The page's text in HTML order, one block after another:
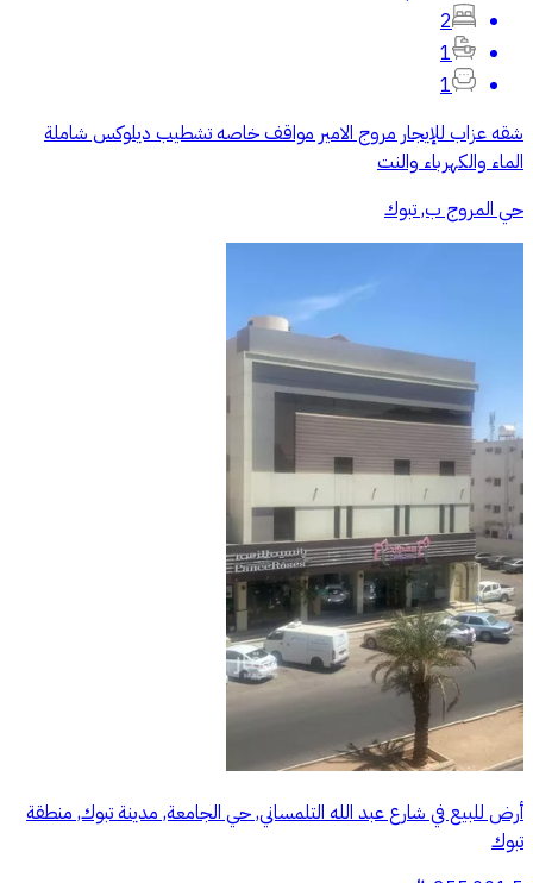
2
1
1
شقه عزاب للإيجار مروج الامير مواقف خاصه تشطيب ديلوكس شاملة
الماء والكهرباء والنت
حي المروج ب, تبوك
أرض للبيع في شارع عبد الله التلمساني, حي الجامعة, مدينة تبوك, منطقة
تبوك